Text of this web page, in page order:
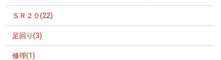
ＳＲ２０(22)
足回り(3)
修理(1)